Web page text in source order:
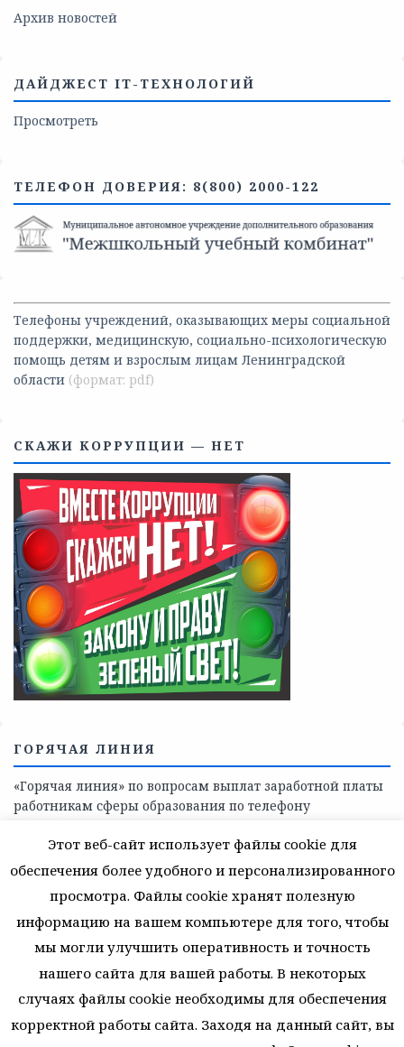
Архив новостей
ДАЙДЖЕСТ IT-ТЕХНОЛОГИЙ
Просмотреть
ТЕЛЕФОН ДОВЕРИЯ: 8(800) 2000-122
Телефоны учреждений, оказывающих меры социальной
поддержки, медицинскую, социально-психологическую
помощь детям и взрослым лицам Ленинградской
области
СКАЖИ КОРРУПЦИИ — НЕТ
Этот веб-сайт использует файлы cookie для
обеспечения более удобного и персонализированного
просмотра. Файлы cookie хранят полезную
информацию на вашем компьютере для того, чтобы
мы могли улучшить оперативность и точность
нашего сайта для вашей работы. В некоторых
случаях файлы cookie необходимы для обеспечения
корректной работы сайта. Заходя на данный сайт, вы